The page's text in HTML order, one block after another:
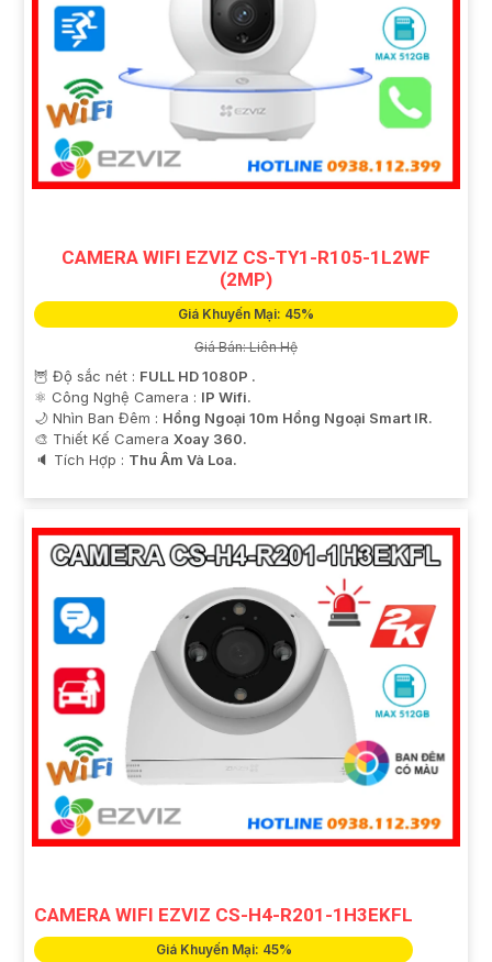
CAMERA WIFI EZVIZ CS-TY1-R105-1L2WF
(2MP)
Giá Khuyến Mại: 45%
Giá Bán: Liên Hệ
🦉 Độ sắc nét : FULL HD 1080P .
⚛️ Công Nghệ Camera : IP Wifi.
🌙 Nhìn Ban Đêm : Hồng Ngoại 10m Hồng Ngoại Smart IR.
🎨 Thiết Kế Camera Xoay 360.
️🔈 Tích Hợp : Thu Âm Và Loa.
CAMERA WIFI EZVIZ CS-H4-R201-1H3EKFL
Giá Khuyến Mại: 45%